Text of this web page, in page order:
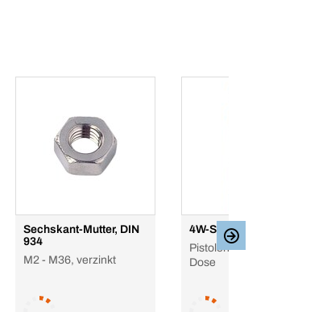
Sechskant-Mutter, DIN
934
M2 - M36, verzinkt
4W-Schaum
Pistolenschaum, 500 ml,
Dose